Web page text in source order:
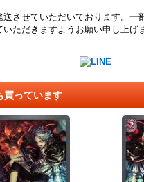
させていただいております。一
ただきますようお願い申し上げ
買っています